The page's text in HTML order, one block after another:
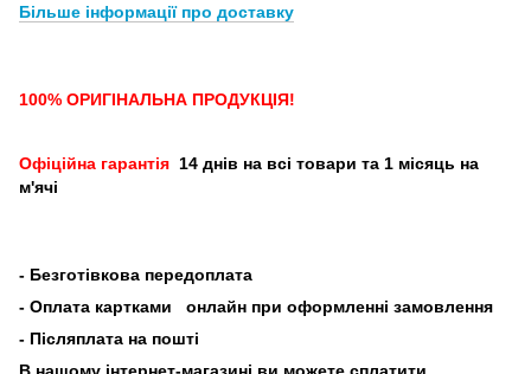
Більше інформації про доставку
100% ОРИГІНАЛЬНА ПРОДУКЦІЯ!
Офіційна гарантія 14 днів на всі товари та 1 місяць на
м'ячі
- Безготівкова передоплата
- Оплата картками
онлайн при оформленні замовлення
- Післяплата на пошті
В нашому інтернет-магазині ви можете сплатити